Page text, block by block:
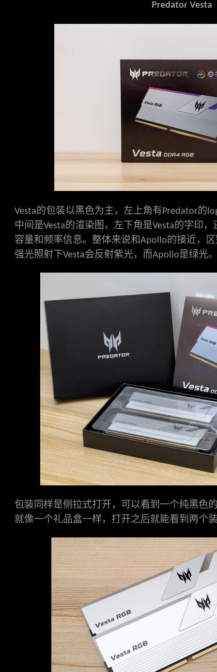
Predator Vesta
Vesta的包装以黑色为主，左上角有Predator的
中间是Vesta的渲染图，左下角是Vesta的字印，
容量和频率信息。整体来说和Apollo的接近，
强光照射下Vesta会反射紫光，而Apollo是绿光
包装同样是侧拉式打开，可以看到一个纯黑色
就像一个礼品盒一样，打开之后就能看到两个